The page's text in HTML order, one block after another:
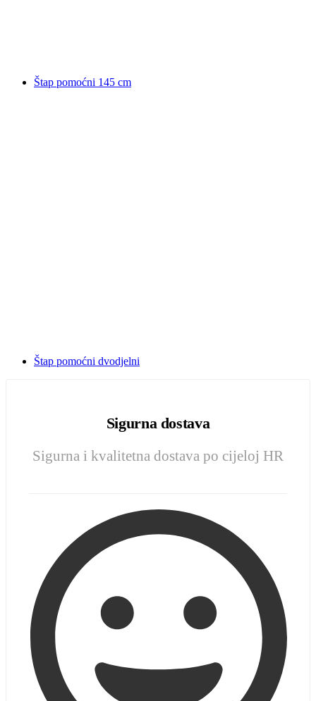
Štap pomoćni 145 cm
Štap pomoćni dvodjelni
Sigurna dostava
Sigurna i kvalitetna dostava po cijeloj HR